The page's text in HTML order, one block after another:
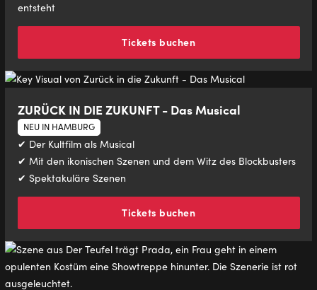
entsteht
Tickets buchen
ZURÜCK IN DIE ZUKUNFT - Das Musical
NEU IN HAMBURG
✔ Der Kultfilm als Musical
✔ Mit den ikonischen Szenen und dem Witz des Blockbusters
✔ Spektakuläre Szenen
Tickets buchen